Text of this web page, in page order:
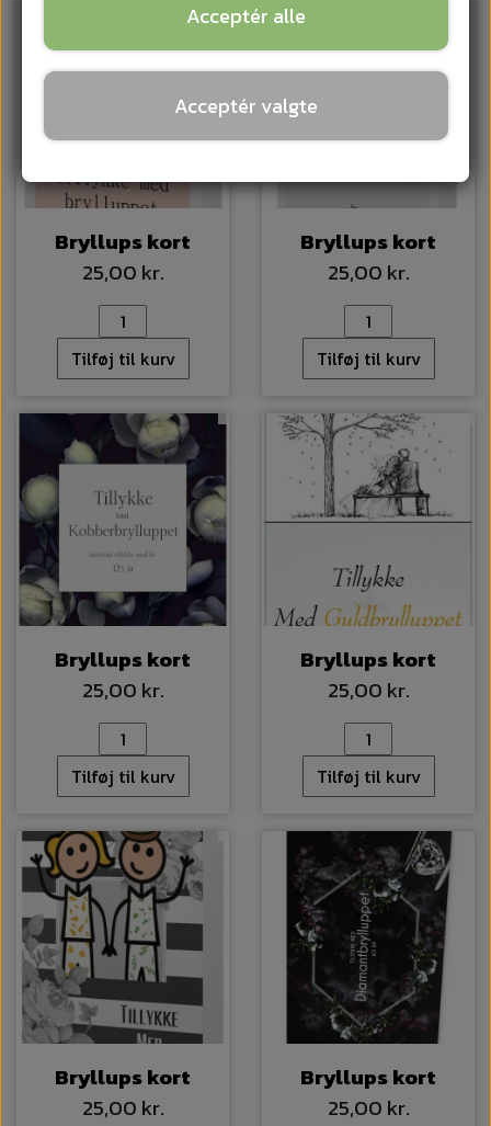
Bryllups kort
25,00 kr.
Tilføj til kurv
Bryllups kort
25,00 kr.
Tilføj til kurv
Bryllups kort
25,00 kr.
Tilføj til kurv
Bryllups kort
25,00 kr.
Tilføj til kurv
Bryllups kort
25,00 kr.
Bryllups kort
25,00 kr.
Acceptér alle
Acceptér valgte